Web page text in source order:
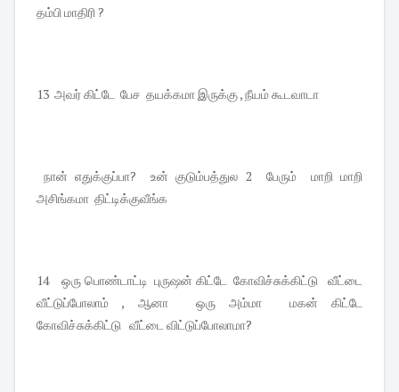
தம்பி மாதிரி ?
13 அவர் கிட்டே பேச தயக்கமா இருக்கு , நீயம் கூடவாடா
நான் எதுக்குப்பா? உன் குடும்பத்துல 2 பேரும் மாறி மாறி
அசிங்கமா திட்டிக்குவீங்க
14 ஒரு பொண்டாட்டி புருஷன் கிட்டே கோவிச்சுக்கிட்டு வீட்டை
வீட்டுப்போலாம் , ஆனா ஒரு அம்மா மகன் கிட்டே
கோவிச்சுக்கிட்டு வீட்டை விட்டுப்போலாமா?